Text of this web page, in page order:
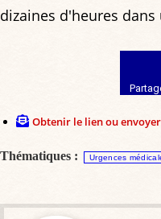
dizaines d'heures
Obtenir le lien ou
Thématiques : Urgences